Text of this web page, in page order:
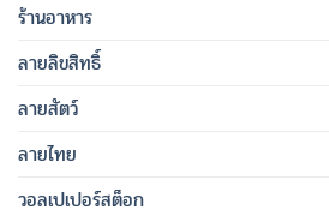
ร้านอาหาร
ลายลิขสิทธิ์
ลายสัตว์
ลายไทย
วอลเปเปอร์สต็อก